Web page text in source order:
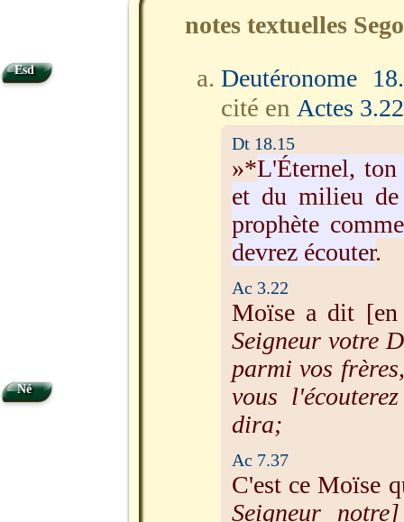
notes textuelles
Deutéronome
cité en Actes 3.22
Dt 18.15
»*L'Éternel,
et du milieu
prophète
devrez écouter.
Ac 3.22
Moïse a dit
Seigneur votre
parmi vos
vous
dira;
Ac 7.37
C'est ce Moïse
Seigneur
Esd
Né